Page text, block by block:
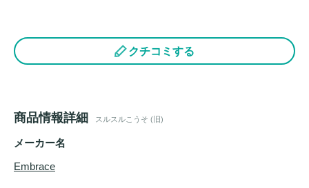
クチコミする
商品情報詳細 スルスルこうそ (旧)
メーカー名
Embrace